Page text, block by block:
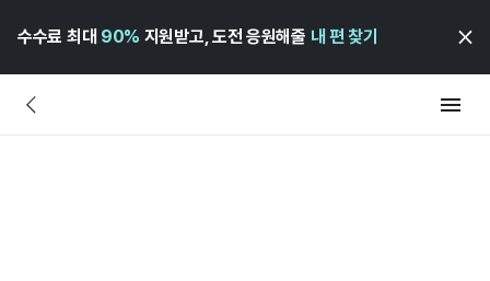
수수료 최대 90% 지원받고, 도전 응원해줄 내 편 찾기